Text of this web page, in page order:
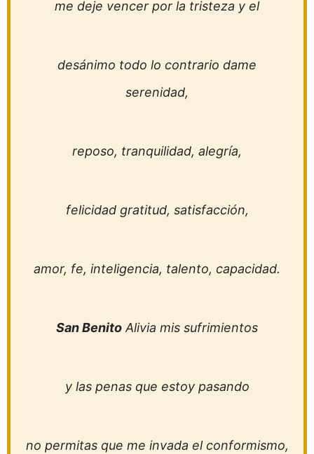
me deje vencer por la tristeza y el
desánimo todo lo contrario dame
serenidad,
reposo, tranquilidad, alegría,
felicidad gratitud, satisfacción,
amor, fe, inteligencia, talento, capacidad.
San BenitoAlivia mis sufrimientos
y las penas que estoy pasando
no permitas que me invada el conformismo,